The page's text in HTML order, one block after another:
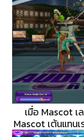
เมื่อ Mascot เ
Mascot เต้นแทน